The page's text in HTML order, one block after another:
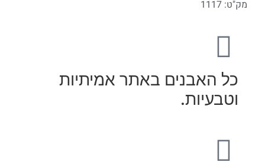
מק"ט: 1117
כל האבנים באתר אמיתיות
וטבעיות.